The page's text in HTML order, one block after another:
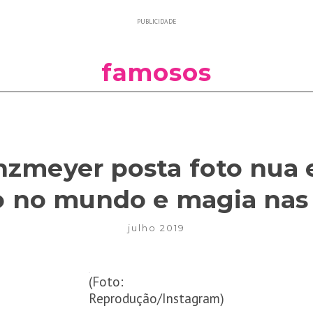
PUBLICIDADE
famosos
posta foto nua
no mundo e magia nas
julho 2019
(Foto:
Reprodução/Instagram)